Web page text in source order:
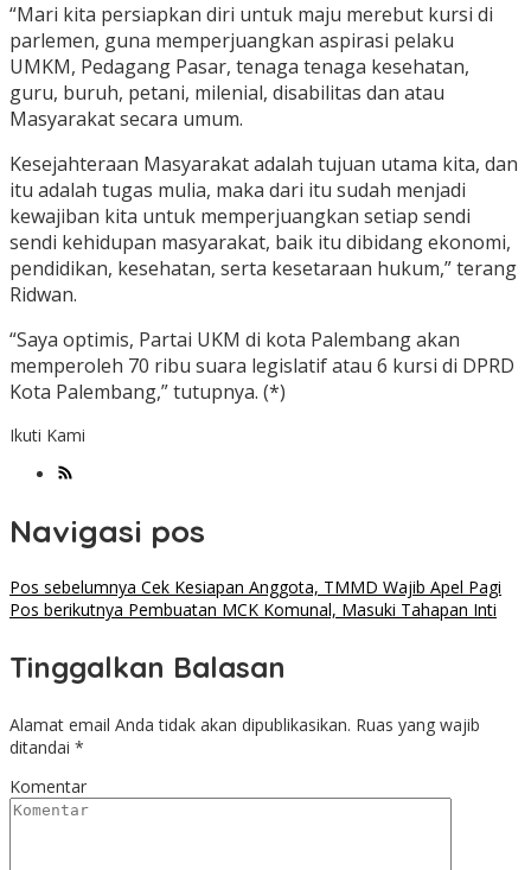
“Mari kita persiapkan diri untuk maju merebut kursi di
parlemen, guna memperjuangkan aspirasi pelaku
UMKM, Pedagang Pasar, tenaga tenaga kesehatan,
guru, buruh, petani, milenial, disabilitas dan atau
Masyarakat secara umum.
Kesejahteraan Masyarakat adalah tujuan utama kita, dan
itu adalah tugas mulia, maka dari itu sudah menjadi
kewajiban kita untuk memperjuangkan setiap sendi
sendi kehidupan masyarakat, baik itu dibidang ekonomi,
pendidikan, kesehatan, serta kesetaraan hukum,” terang
Ridwan.
“Saya optimis, Partai UKM di kota Palembang akan
memperoleh 70 ribu suara legislatif atau 6 kursi di DPRD
Kota Palembang,” tutupnya. (*)
Ikuti Kami
Navigasi pos
Pos sebelumnya Cek Kesiapan Anggota, TMMD Wajib Apel Pagi
Pos berikutnya Pembuatan MCK Komunal, Masuki Tahapan Inti
Tinggalkan Balasan
Alamat email Anda tidak akan dipublikasikan. Ruas yang wajib
ditandai *
Komentar